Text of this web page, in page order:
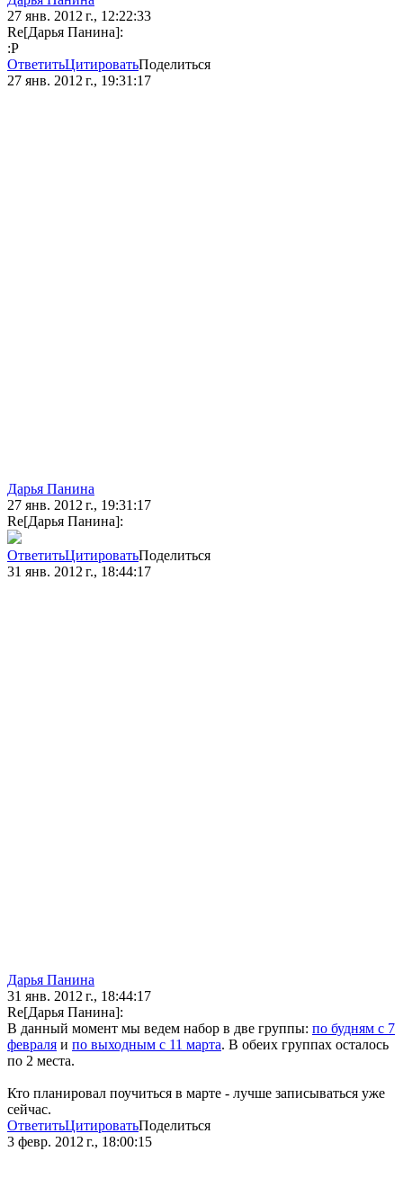
27 янв. 2012 г., 12:22:33
Re[Дарья Панина]:
:Р
ОтветитьЦитироватьПоделиться
27 янв. 2012 г., 19:31:17
Дарья Панина
27 янв. 2012 г., 19:31:17
Re[Дарья Панина]:
ОтветитьЦитироватьПоделиться
31 янв. 2012 г., 18:44:17
Дарья Панина
31 янв. 2012 г., 18:44:17
Re[Дарья Панина]:
В данный момент мы ведем набор в две группы: по будням с 7
февраля и по выходным с 11 марта. В обеих группах осталось
по 2 места.
Кто планировал поучиться в марте - лучше записываться уже
сейчас.
ОтветитьЦитироватьПоделиться
3 февр. 2012 г., 18:00:15